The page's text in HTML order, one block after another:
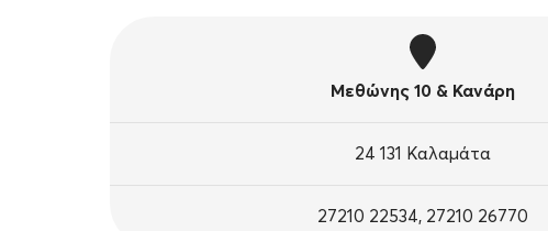
Μεθώνης 10 & Κανάρη
24 131 Καλαμάτα
27210 22534, 27210 26770